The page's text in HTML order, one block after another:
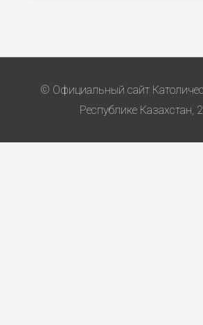
© Официальный сайт
Республике Казахстан,